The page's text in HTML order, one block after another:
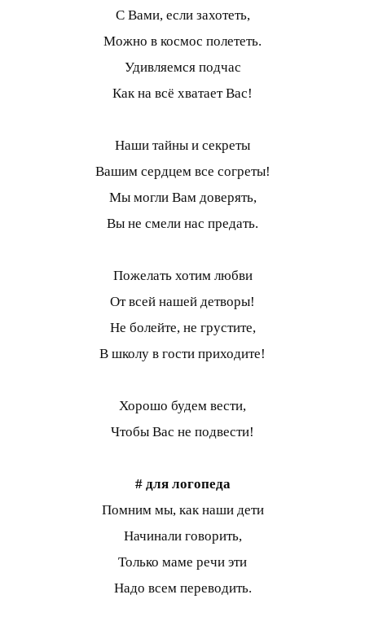
С Вами, если захотеть,
Можно в космос полететь.
Удивляемся подчас
Как на всё хватает Вас!
Наши тайны и секреты
Вашим сердцем все согреты!
Мы могли Вам доверять,
Вы не смели нас предать.
Пожелать хотим любви
От всей нашей детворы!
Не болейте, не грустите,
В школу в гости приходите!
Хорошо будем вести,
Чтобы Вас не подвести!
# для логопеда
Помним мы, как наши дети
Начинали говорить,
Только маме речи эти
Надо всем переводить.